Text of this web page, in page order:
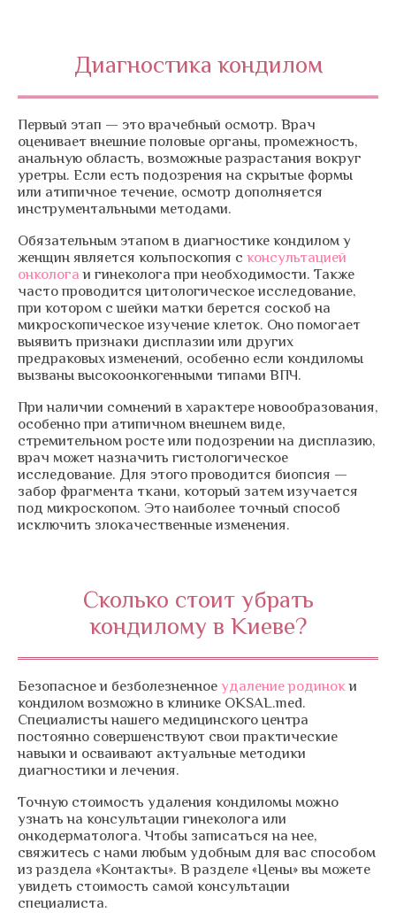
Диагностика кондилом
Первый этап — это врачебный осмотр. Врач
оценивает внешние половые органы, промежность,
анальную область, возможные разрастания вокруг
уретры. Если есть подозрения на скрытые формы
или атипичное течение, осмотр дополняется
инструментальными методами.
Обязательным этапом в диагностике кондилом у
женщин является кольпоскопия с консультацией
онколога и гинеколога при необходимости. Также
часто проводится цитологическое исследование,
при котором с шейки матки берется соскоб на
микроскопическое изучение клеток. Оно помогает
выявить признаки дисплазии или других
предраковых изменений, особенно если кондиломы
вызваны высокоонкогенными типами ВПЧ.
При наличии сомнений в характере новообразования,
особенно при атипичном внешнем виде,
стремительном росте или подозрении на дисплазию,
врач может назначить гистологическое
исследование. Для этого проводится биопсия —
забор фрагмента ткани, который затем изучается
под микроскопом. Это наиболее точный способ
исключить злокачественные изменения.
Сколько стоит убрать
кондилому в Киеве?
Безопасное и безболезненное удаление родиноки
кондилом возможно в клинике OKSAL.med.
Специалисты нашего медицинского центра
постоянно совершенствуют свои практические
навыки и осваивают актуальные методики
диагностики и лечения.
Точную стоимость удаления кондиломы можно
узнать на консультации гинеколога или
онкодерматолога. Чтобы записаться на нее,
свяжитесь с нами любым удобным для вас способом
из раздела «Контакты». В разделе «Цены» вы можете
увидеть стоимость самой консультации
специалиста.